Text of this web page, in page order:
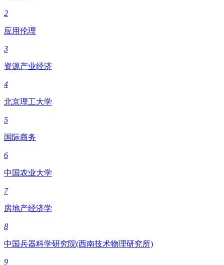
2
应用伦理
3
资源产业经济
4
北京理工大学
5
国际商务
6
中国农业大学
7
房地产经济学
8
中国兵器科学研究院(西南技术物理研究所)
9